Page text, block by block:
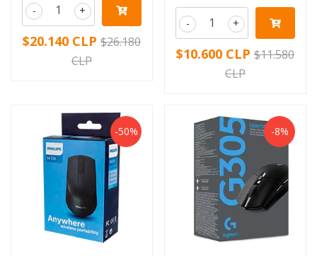
+
-
$20.140 CLP $26.180
CLP
+
-
$10.600 CLP $11.580
CLP
-50% -8%